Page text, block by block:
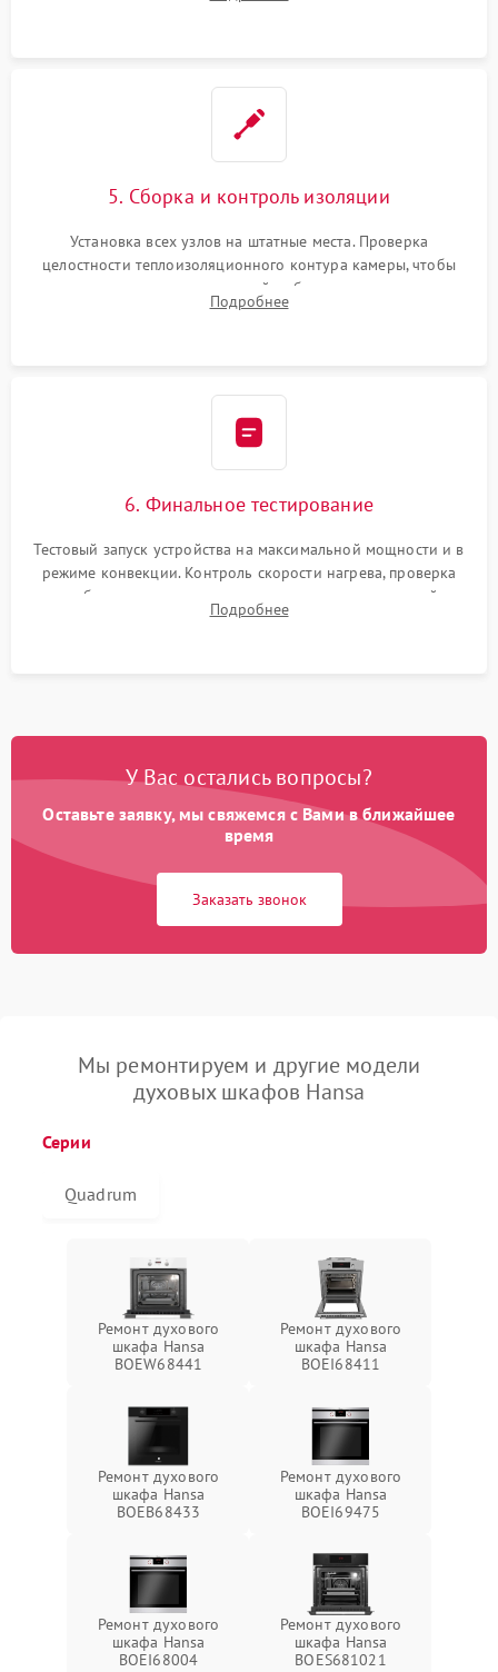
5. Сборка и контроль изоляции
Установка всех узлов на штатные места. Проверка
целостности теплоизоляционного контура камеры, чтобы
исключить перегрев кухонной мебели и потерю тепла.
Надежная фиксация клемм и сборка корпуса шкафа.
Подробнее
6. Финальное тестирование
Тестовый запуск устройства на максимальной мощности и в
режиме конвекции. Контроль скорости нагрева, проверка
срабатывания термостата при достижении заданной
температуры и тест на отсутствие утечек тока.
Подробнее
У Вас остались вопросы?
Оставьте заявку, мы свяжемся с Вами в ближайшее
время
Заказать звонок
Мы ремонтируем и другие модели
духовых шкафов Hansa
Серии
Quadrum
Ремонт духового
шкафа Hansa
BOEW68441
Ремонт духового
шкафа Hansa
BOEI68411
Ремонт духового
шкафа Hansa
BOEB68433
Ремонт духового
шкафа Hansa
BOEI69475
Ремонт духового
шкафа Hansa
BOEI68004
Ремонт духового
шкафа Hansa
BOES681021